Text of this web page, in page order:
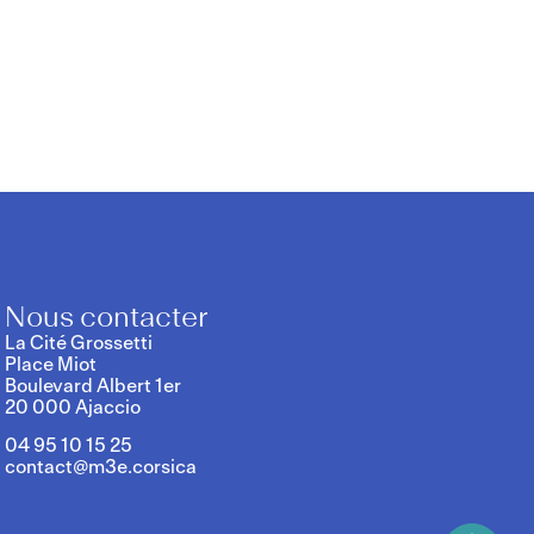
Nous contacter
La Cité Grossetti
Place Miot
Boulevard Albert 1er
20 000 Ajaccio
04 95 10 15 25
contact@m3e.corsica